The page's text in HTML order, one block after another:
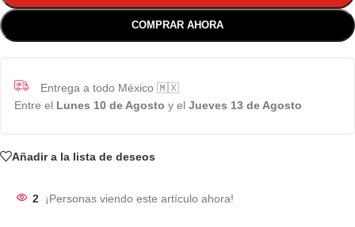
COMPRAR AHORA
Entrega a todo México 🇲🇽
Entre el Lunes 10 de Agosto y el Jueves 13 de Agosto
Añadir a la lista de deseos
2 ¡Personas viendo este artículo ahora!